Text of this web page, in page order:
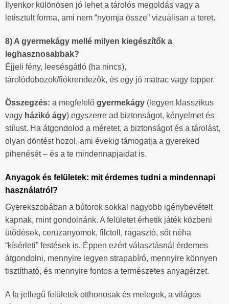
Ilyenkor különösen jó lehet a tárolós megoldás vagy a
letisztult forma, ami nem “nyomja össze” vizuálisan a teret.
8) A gyermekágy mellé milyen kiegészítők a
leghasznosabbak?
Éjjeli fény, leesésgátló (ha nincs),
tárolódobozok/fiókrendezők, és egy jó matrac vagy topper.
Összegzés: a megfelelő gyermekágy (legyen klasszikus
vagy házikó ágy) egyszerre ad biztonságot, kényelmet és
stílust. Ha átgondolod a méretet, a biztonságot és a tárolást,
olyan döntést hozol, ami évekig támogatja a gyereked
pihenését – és a te mindennapjaidat is.
Anyagok és felületek: mit érdemes tudni a mindennapi
használatról?
Gyerekszobában a bútorok sokkal nagyobb igénybevételt
kapnak, mint gondolnánk. A felületet érhetik játék közbeni
ütődések, ceruzanyomok, filctoll, ragasztó, sőt néha
“kísérleti” festések is. Éppen ezért választásnál érdemes
átgondolni, mennyire legyen strapabíró, mennyire könnyen
tisztítható, és mennyire fontos a természetes anyagérzet.
A fa jellegű felületek otthonosak és melegek, a világos